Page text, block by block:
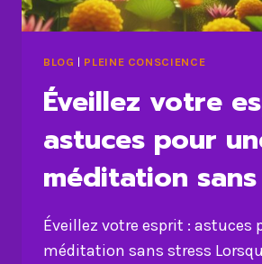
BLOG | PLEINE CONSCIENCE
Éveillez votre
astuces pour
méditation
Éveillez votre esprit : astuces
méditation sans stress